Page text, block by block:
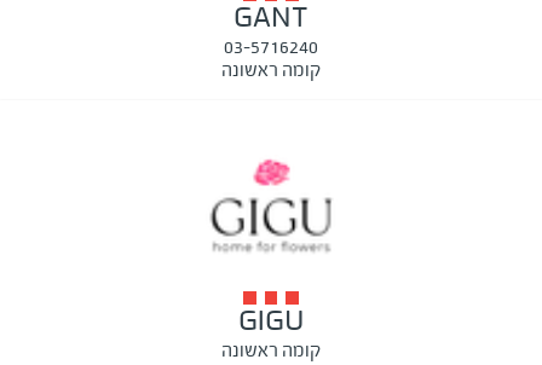
GANT
03-5716240
קומה ראשונה
GIGU
קומה ראשונה